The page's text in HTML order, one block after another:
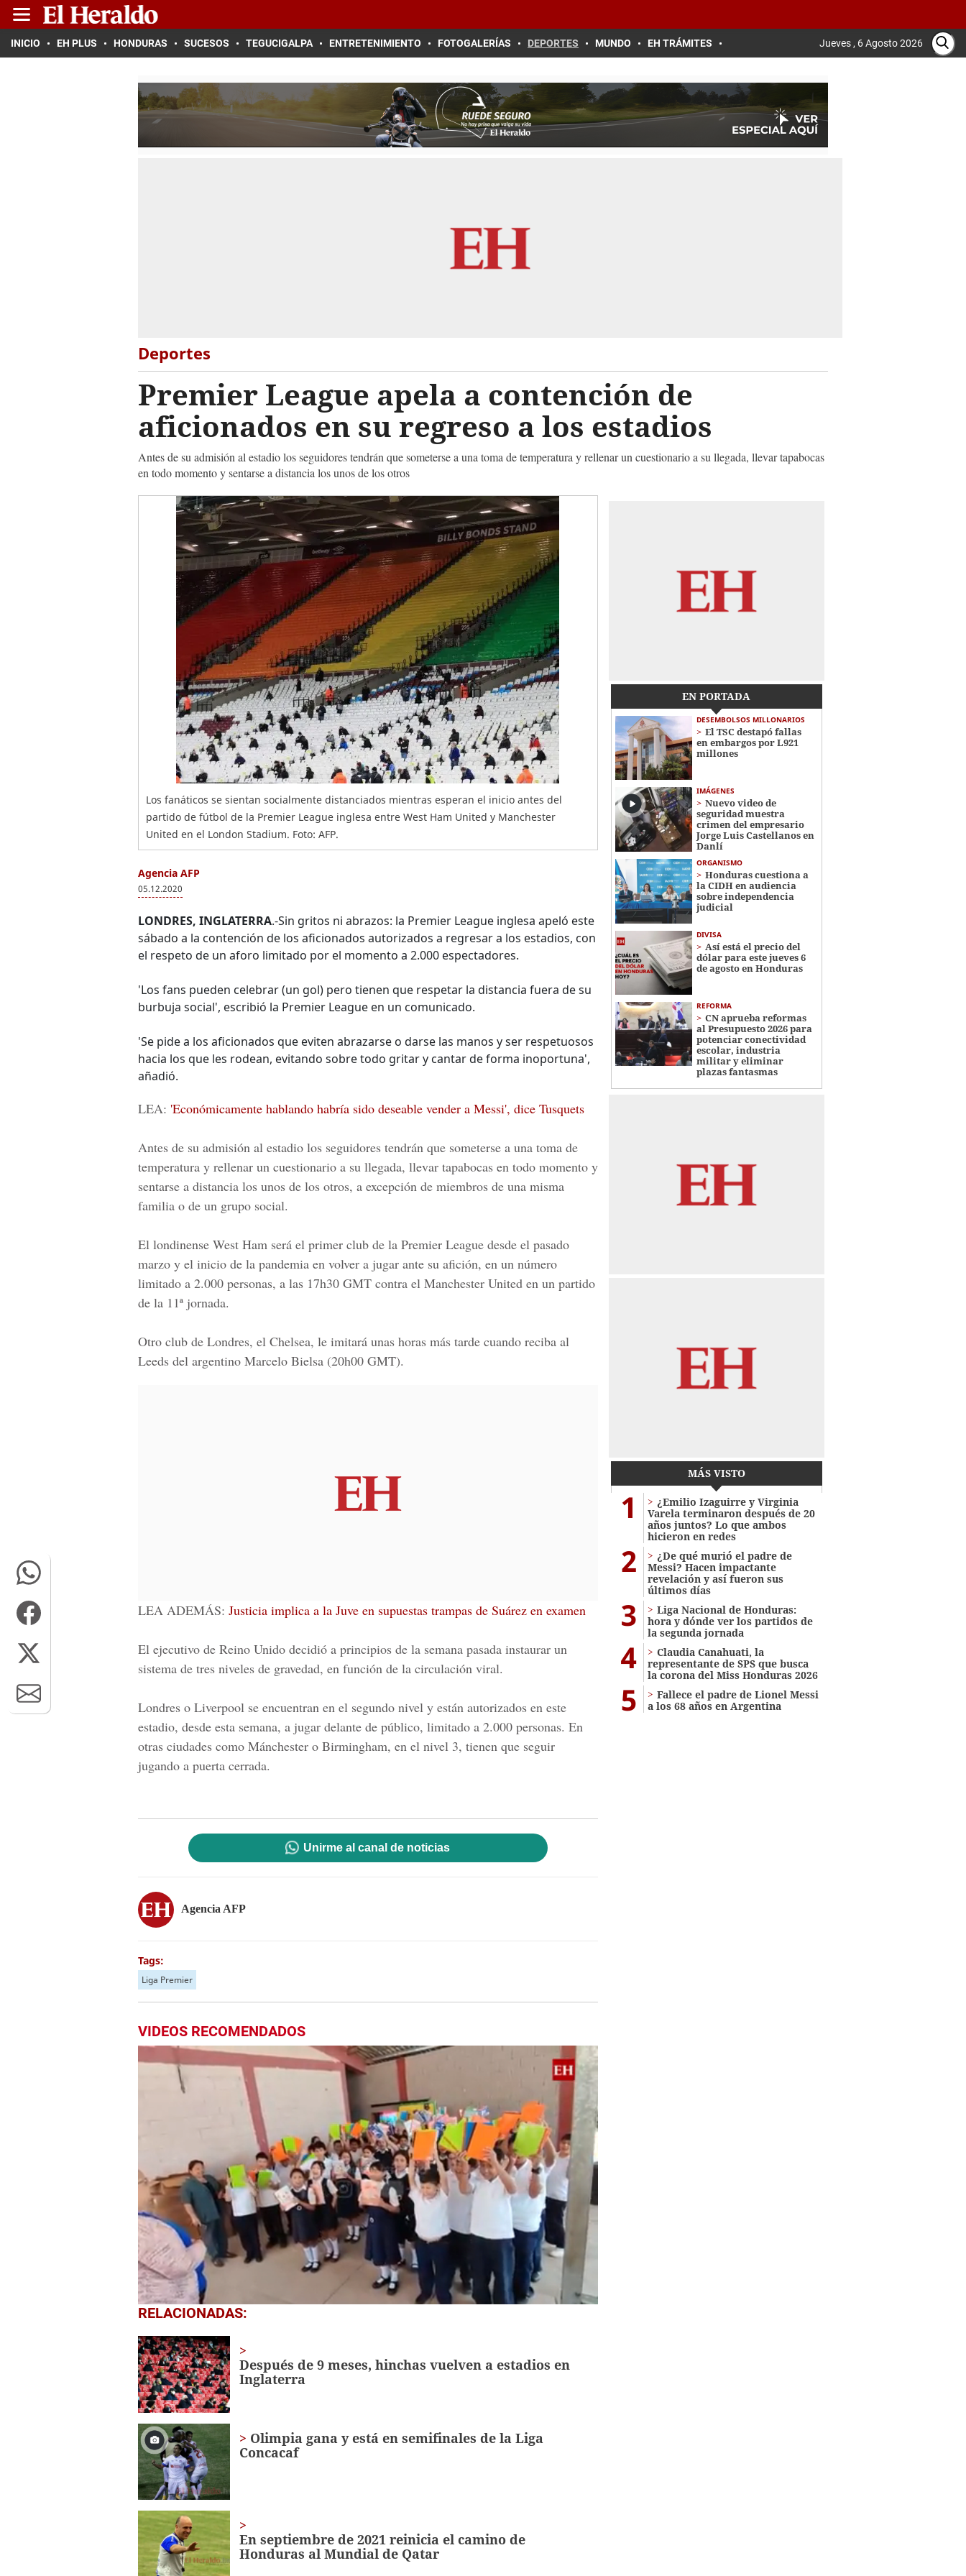
INICIO EH PLUS HONDURAS SUCESOS TEGUCIGALPA ENTRETENIMIENTO FOTOGALERÍAS DEPORTES MUNDO EH TRÁMITES Jueves , 6 Agosto 2026
Deportes
Premier League apela a contención de
aficionados en su regreso a los estadios
Antes de su admisión al estadio los seguidores tendrán que someterse a una toma de temperatura y rellenar un cuestionario a su llegada, llevar tapabocas
en todo momento y sentarse a distancia los unos de los otros
Los fanáticos se sientan socialmente distanciados mientras esperan el inicio antes del
partido de fútbol de la Premier League inglesa entre West Ham United y Manchester
United en el London Stadium. Foto: AFP.
Agencia AFP
05.12.2020
LONDRES, INGLATERRA.-Sin gritos ni abrazos: la Premier League inglesa apeló este
sábado a la contención de los aficionados autorizados a regresar a los estadios, con
el respeto de un aforo limitado por el momento a 2.000 espectadores.
'Los fans pueden celebrar (un gol) pero tienen que respetar la distancia fuera de su
burbuja social', escribió la Premier League en un comunicado.
'Se pide a los aficionados que eviten abrazarse o darse las manos y ser respetuosos
hacia los que les rodean, evitando sobre todo gritar y cantar de forma inoportuna',
añadió.
LEA: 'Económicamente hablando habría sido deseable vender a Messi', dice Tusquets
Antes de su admisión al estadio los seguidores tendrán que someterse a una toma de
temperatura y rellenar un cuestionario a su llegada, llevar tapabocas en todo momento y
sentarse a distancia los unos de los otros, a excepción de miembros de una misma
familia o de un grupo social.
El londinense West Ham será el primer club de la Premier League desde el pasado
marzo y el inicio de la pandemia en volver a jugar ante su afición, en un número
limitado a 2.000 personas, a las 17h30 GMT contra el Manchester United en un partido
de la 11ª jornada.
Otro club de Londres, el Chelsea, le imitará unas horas más tarde cuando reciba al
Leeds del argentino Marcelo Bielsa (20h00 GMT).
LEA ADEMÁS: Justicia implica a la Juve en supuestas trampas de Suárez en examen
El ejecutivo de Reino Unido decidió a principios de la semana pasada instaurar un
sistema de tres niveles de gravedad, en función de la circulación viral.
Londres o Liverpool se encuentran en el segundo nivel y están autorizados en este
estadio, desde esta semana, a jugar delante de público, limitado a 2.000 personas. En
otras ciudades como Mánchester o Birmingham, en el nivel 3, tienen que seguir
jugando a puerta cerrada.
Unirme al canal de noticias
Agencia AFP
Tags:
Liga Premier
VIDEOS RECOMENDADOS
0
seconds
1
minute,
56
secondsVolume
0%
RELACIONADAS:
Después de 9 meses, hinchas vuelven a estadios en
Inglaterra
Olimpia gana y está en semifinales de la Liga
Concacaf
En septiembre de 2021 reinicia el camino de
Honduras al Mundial de Qatar
EN PORTADA
DESEMBOLSOS MILLONARIOS
El TSC destapó fallas
en embargos por L921
millones
IMÁGENES
Nuevo video de
seguridad muestra
crimen del empresario
Jorge Luis Castellanos en
Danlí
ORGANISMO
Honduras cuestiona a
la CIDH en audiencia
sobre independencia
judicial
DIVISA
Así está el precio del
dólar para este jueves 6
de agosto en Honduras
REFORMA
CN aprueba reformas
al Presupuesto 2026 para
potenciar conectividad
escolar, industria
militar y eliminar
plazas fantasmas
MÁS VISTO
1
¿Emilio Izaguirre y Virginia
Varela terminaron después de 20
años juntos? Lo que ambos
hicieron en redes
2
¿De qué murió el padre de
Messi? Hacen impactante
revelación y así fueron sus
últimos días
3
Liga Nacional de Honduras:
hora y dónde ver los partidos de
la segunda jornada
4
Claudia Canahuati, la
representante de SPS que busca
la corona del Miss Honduras 2026
5
Fallece el padre de Lionel Messi
a los 68 años en Argentina